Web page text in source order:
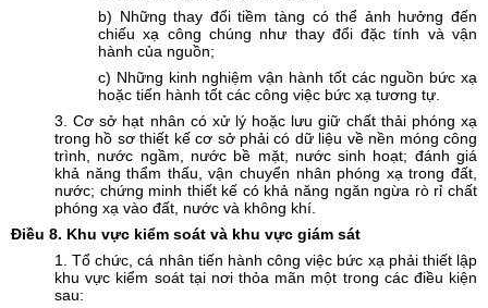
b) Những thay đổi tiềm tàng có thể ảnh hưởng đến
chiếu xạ công chúng như thay đổi đặc tính và vận
hành của nguồn;
c) Những kinh nghiệm vận hành tốt các nguồn bức xạ
hoặc tiến hành tốt các công việc bức xạ tương tự.
3. Cơ sở hạt nhân có xử lý hoặc lưu giữ chất thải phóng xạ
trong hồ sơ thiết kế cơ sở phải có dữ liệu về nền móng công
trình, nước ngầm, nước bề mặt, nước sinh hoạt; đánh giá
khả năng thẩm thấu, vận chuyển nhân phóng xạ trong đất,
nước; chứng minh thiết kế có khả năng ngăn ngừa rò rỉ chất
phóng xạ vào đất, nước và không khí.
Điều 8. Khu vực kiểm soát và khu vực giám sát
1. Tổ chức, cá nhân tiến hành công việc bức xạ phải thiết lập
khu vực kiểm soát tại nơi thỏa mãn một trong các điều kiện
sau: